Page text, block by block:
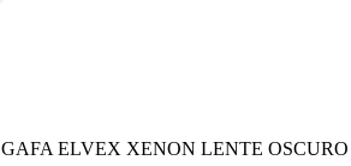
GAFA ELVEX XENON LENTE OSCURO